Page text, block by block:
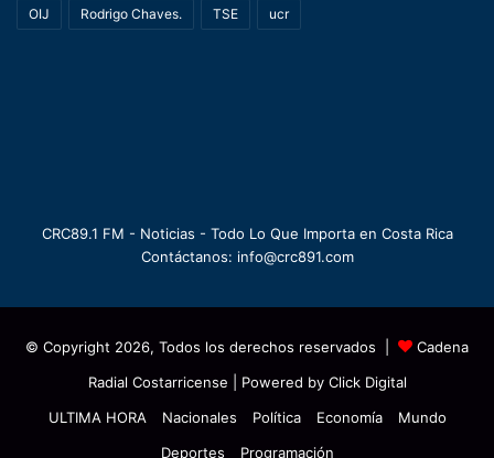
OIJ Rodrigo Chaves. TSE ucr
CRC89.1 FM - Noticias - Todo Lo Que Importa en Costa Rica
Contáctanos: info@crc891.com
© Copyright 2026, Todos los derechos reservados |
Cadena
Radial Costarricense | Powered by Click Digital
ULTIMA HORA
Nacionales Política Economía
Mundo
Deportes
Programación